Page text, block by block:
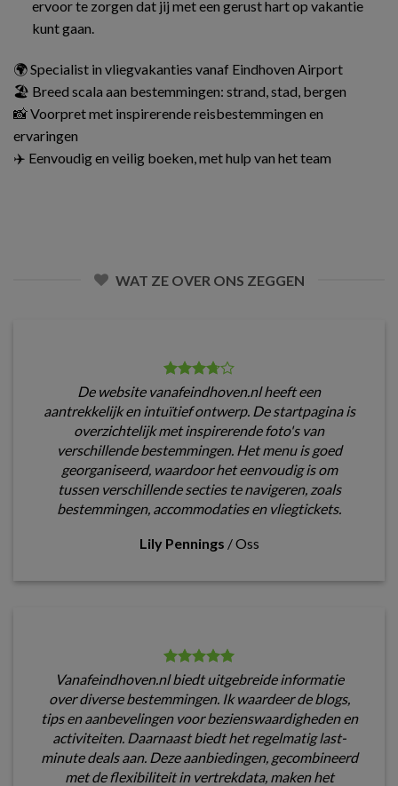
ervoor te zorgen dat jij met een gerust hart op vakantie
kunt gaan.
🌍 Specialist in vliegvakanties vanaf Eindhoven Airport
🏖️ Breed scala aan bestemmingen: strand, stad, bergen
📸 Voorpret met inspirerende reisbestemmingen en
ervaringen
✈️ Eenvoudig en veilig boeken, met hulp van het team
WAT ZE OVER ONS ZEGGEN
De website vanafeindhoven.nl heeft een
aantrekkelijk en intuïtief ontwerp. De startpagina is
overzichtelijk met inspirerende foto's van
verschillende bestemmingen. Het menu is goed
georganiseerd, waardoor het eenvoudig is om
tussen verschillende secties te navigeren, zoals
bestemmingen, accommodaties en vliegtickets.
Lily Pennings /Oss
Vanafeindhoven.nl biedt uitgebreide informatie
over diverse bestemmingen. Ik waardeer de blogs,
tips en aanbevelingen voor bezienswaardigheden en
activiteiten. Daarnaast biedt het regelmatig last-
minute deals aan. Deze aanbiedingen, gecombineerd
met de flexibiliteit in vertrekdata, maken het